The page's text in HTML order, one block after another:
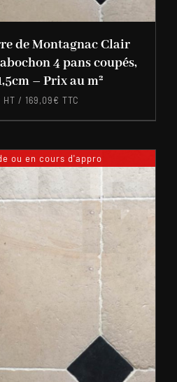
de Montagnac Clair
4 pans coupés,
– Prix au m²
HT / 169,09€ TTC
ou en cours d'appro